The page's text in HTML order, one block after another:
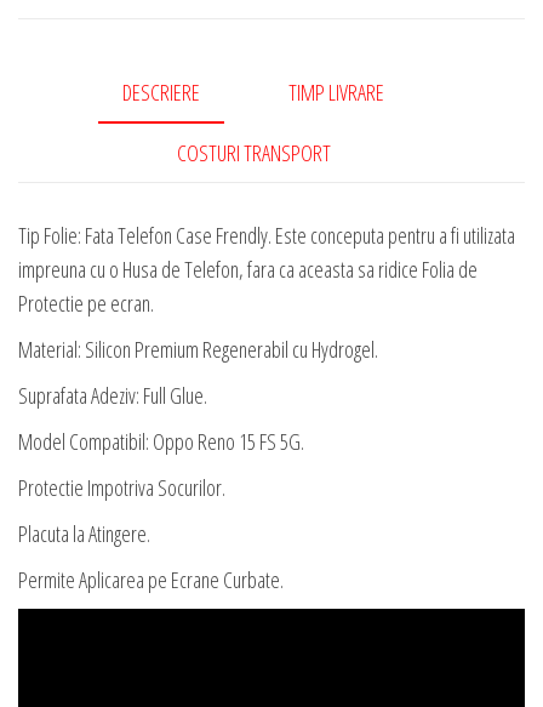
Premium
Hydrogel
DESCRIERE TIMP LIVRARE
COSTURI TRANSPORT
Tip Folie: Fata Telefon Case Frendly. Este conceputa pentru a fi utilizata
impreuna cu o Husa de Telefon, fara ca aceasta sa ridice Folia de
Protectie pe ecran.
Material: Silicon Premium Regenerabil cu Hydrogel.
Suprafata Adeziv: Full Glue.
Model Compatibil: Oppo Reno 15 FS 5G.
Protectie Impotriva Socurilor.
Placuta la Atingere.
Permite Aplicarea pe Ecrane Curbate.